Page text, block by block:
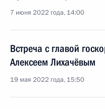
7 июня 2022 года, 14:00
Встреча с главой
Алексеем Лихачёвым
19 мая 2022 года, 15:50